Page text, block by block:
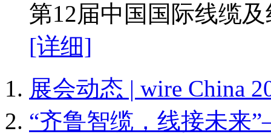
第12届中国国际线缆
[详细]
展会动态 | wire China
“齐鲁智缆，线接未来